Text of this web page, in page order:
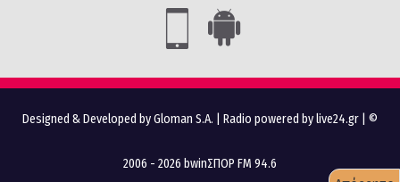
Designed & Developed by Gloman S.A. Radio powered by live24.gr | ©
2006 - 2026 bwinΣΠΟΡ FM 94.6